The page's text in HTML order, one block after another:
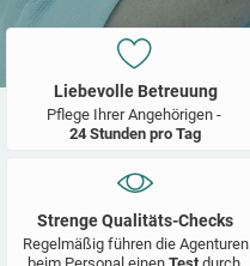
Liebevolle Betreuung
Pflege Ihrer Angehörigen -
24 Stunden pro Tag
Strenge Qualitäts-Checks
Regelmäßig führen die Agenturen